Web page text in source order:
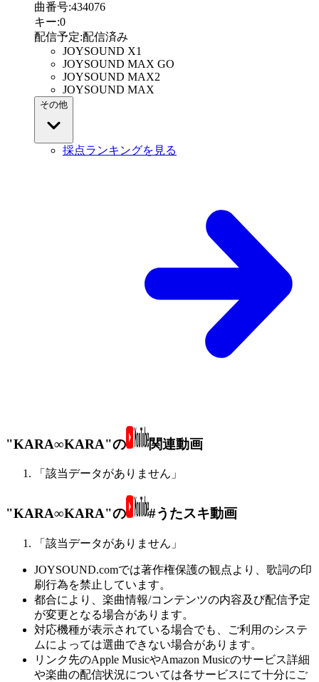
曲番号:434076
キー:0
配信予定:配信済み
JOYSOUND X1
JOYSOUND MAX GO
JOYSOUND MAX2
JOYSOUND MAX
その他
採点ランキングを見る
"KARA∞KARA"の 関連動画
「該当データがありません」
"KARA∞KARA"の #うたスキ動画
「該当データがありません」
JOYSOUND.comでは著作権保護の観点より、歌詞の印
刷行為を禁止しています。
都合により、楽曲情報/コンテンツの内容及び配信予定
が変更となる場合があります。
対応機種が表示されている場合でも、ご利用のシステ
ムによっては選曲できない場合があります。
リンク先のApple MusicやAmazon Musicのサービス詳細
や楽曲の配信状況については各サービスにて十分にご